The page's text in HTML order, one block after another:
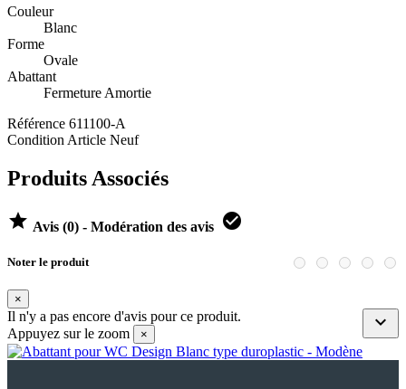
Couleur
Blanc
Forme
Ovale
Abattant
Fermeture Amortie
Référence 611100-A
Condition Article Neuf
Produits Associés
 Avis (0) - Modération des avis 
Noter le produit
×

Il n'y a pas encore d'avis pour ce produit.
Appuyez sur le zoom
×